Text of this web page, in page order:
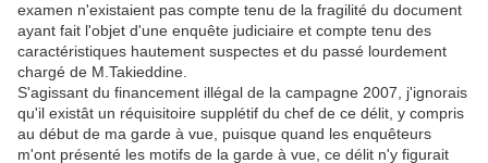
examen n'existaient pas compte tenu de la fragilité du document
ayant fait l'objet d'une enquête judiciaire et compte tenu des
caractéristiques hautement suspectes et du passé lourdement
chargé de M.Takieddine.
S'agissant du financement illégal de la campagne 2007, j'ignorais
qu'il existât un réquisitoire supplétif du chef de ce délit, y compris
au début de ma garde à vue, puisque quand les enquêteurs
m'ont présenté les motifs de la garde à vue, ce délit n'y figurait